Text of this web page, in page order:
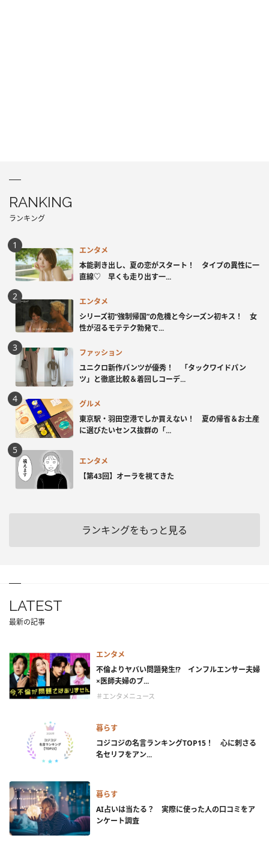
RANKING
ランキング
エンタメ
本能剥き出し、夏の恋がスタート！ タイプの異性に一
直線♡ 早くも走り出す一...
エンタメ
シリーズ初“強制帰国”の危機と今シーズン初キス！ 女
性が沼るモテテク勃発で...
ファッション
ユニクロ新作パンツが優秀！ 「タックワイドパン
ツ」と徹底比較＆着回しコーデ...
グルメ
東京駅・羽田空港でしか買えない！ 夏の帰省＆お土産
に選びたいセンス抜群の「...
エンタメ
【第43回】オーラを視てきた
ランキングをもっと見る
LATEST
最新の記事
エンタメ
不倫よりヤバい問題発生!? インフルエンサー夫婦
×医師夫婦のブ...
＃エンタメニュース
暮らす
コジコジの名言ランキングTOP15！ 心に刺さる
名セリフをアン...
暮らす
AI占いは当たる？ 実際に使った人の口コミをア
ンケート調査